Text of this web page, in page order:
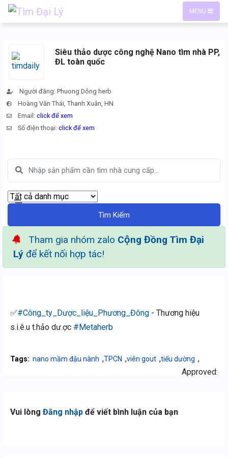
MENU
Siêu thảo dược công nghệ Nano tìm nhà PP,
ĐL toàn quốc
Người đăng: Phuong Dông herb
Hoàng Văn Thái, Thanh Xuân, HN
Email:click để xem
Số điện thoại:click để xem
Tìm Kiếm
Tham gia nhóm zalo Cộng Đồng Tìm Đại
Lý để kết nối hợp tác!
✅#Công_ty_Dược_liệu_Phương_Đông - Thương hiệu
s.i.ê.u t.hảo dư.ợc #Metaherb
Tags: nano mầm đậu nành ,TPCN ,viên gout ,tiểu dường ,
Approved:
Vui lòng Đăng nhập để viết bình luận của bạn